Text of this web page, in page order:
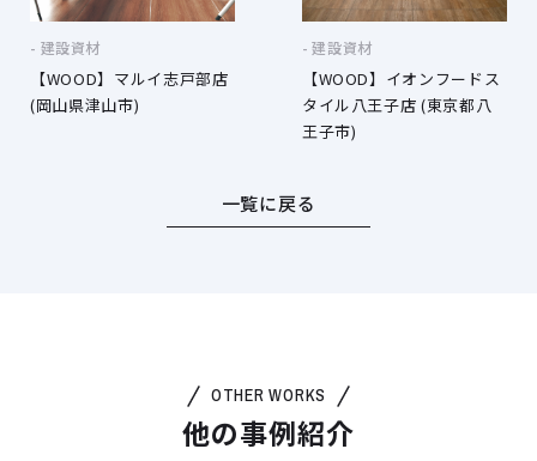
建設資材
【WOOD】マルイ志戸部店
(岡山県津山市)
建設資材
【WOOD】イオンフードス
タイル八王子店 (東京都八
王子市)
一覧に戻る
OTHER WORKS
他の事例紹介